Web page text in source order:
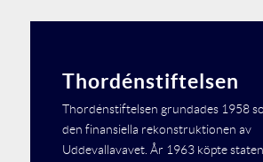
Thordénstiftelsen
Thordénstiftelsen grundades 1958
den finansiella rekonstruktionen av
Uddevallavavet. År 1963 köpte staten